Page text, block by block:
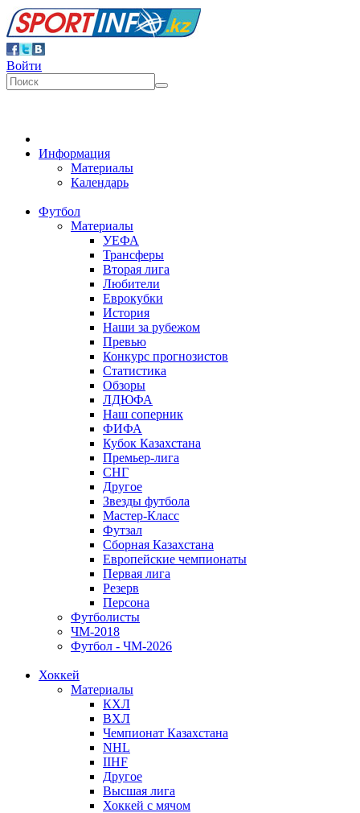
Войти
Информация
Материалы
Календарь
Футбол
Материалы
УЕФА
Трансферы
Вторая лига
Любители
Еврокубки
История
Наши за рубежом
Превью
Конкурс прогнозистов
Статистика
Обзоры
ЛДЮФА
Наш соперник
ФИФА
Кубок Казахстана
Премьер-лига
СНГ
Другое
Звезды футбола
Мастер-Класс
Футзал
Сборная Казахстана
Европейские чемпионаты
Первая лига
Резерв
Персона
Футболисты
ЧМ-2018
Футбол - ЧМ-2026
Хоккей
Материалы
КХЛ
ВХЛ
Чемпионат Казахстана
NHL
IIHF
Другое
Высшая лига
Хоккей с мячом